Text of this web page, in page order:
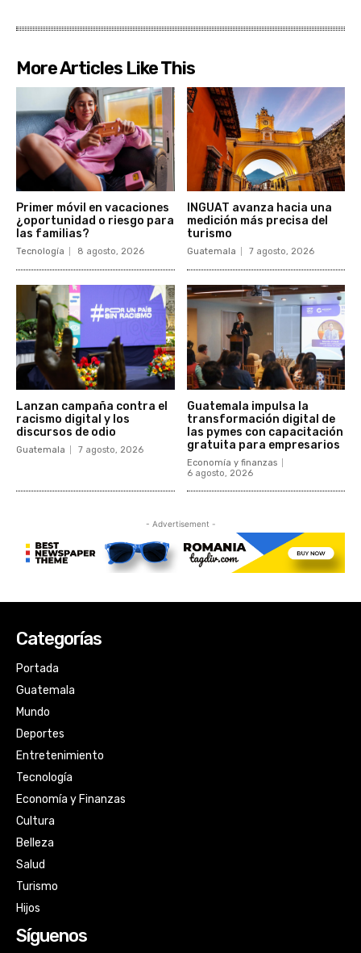
Categorías
Portada
Guatemala
Mundo
Deportes
Entretenimiento
Tecnología
Economía y Finanzas
Cultura
Belleza
Salud
Turismo
Hijos
Síguenos